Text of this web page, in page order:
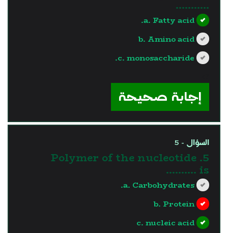
………..
a. Fatty acid.
b. Amino acid
c. monosaccharide.
إجابة صحيحة
السؤال - 5
5. Polymer of the nucleotide
is ……….
a. Carbohydrates.
b. Protein
c. nucleic acid